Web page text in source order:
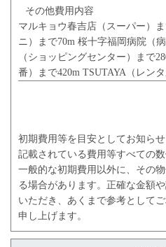
その他費用内容
マルキョウ春吉店（スーパー）
ニ）まで70m 桜十字福岡病院（
（ショッピングセンター）まで
番）まで420m TSUTAYA（レン
初期費用等を目安としてお知ら
記載されている費用等すべての
一般的な初期費用以外に、その
る場合があります。正確な金額
いただき、あくまで参考として
申し上げます。